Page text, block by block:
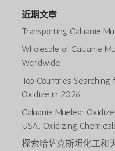
近期文章
Transporting Caluanie
Wholesale of Caluanie
Worldwide
Top Countries Searching
Oxidize in 2026
Caluanie Muelear
USA: Oxidizing
探索哈萨克斯坦化工和